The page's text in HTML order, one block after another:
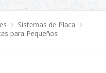
Sistemas de Placa
para Pequeños